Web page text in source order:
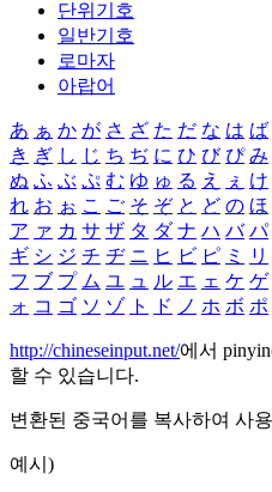
단위기호
일반기호
로마자
아랍어
あ ぁ か が さ ざ た だ な は ば
き ぎ し じ ち ぢ に ひ び ぴ み
ぬ ふ ぶ ぷ む ゆ ゅ る え ぇ け
れ お ぉ こ ご そ ぞ と ど の ほ
ア ァ カ サ ザ タ ダ ナ ハ バ パ
ギ シ ジ チ ヂ ニ ヒ ビ ピ ミ リ
フ ブ プ ム ユ ュ ル エ ェ ケ ゲ
ォ コ ゴ ソ ゾ ト ド ノ ホ ボ ポ
http://chineseinput.net/에서
할 수 있습니다.
변환된 중국어를 복사하여 사
예시)